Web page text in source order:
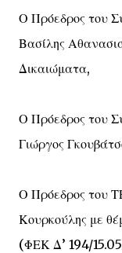
Ο Πρόεδρος του
Βασίλης
Δικαιώματα,
Ο Πρόεδρος του
Γιώργος
Ο Πρόεδρος του
Κουρκούλης με
(ΦΕΚ Δ’ 194/